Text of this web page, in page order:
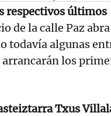
respectivos últimos
de la calle Paz
todavía algunas
arrancarán los
Txus